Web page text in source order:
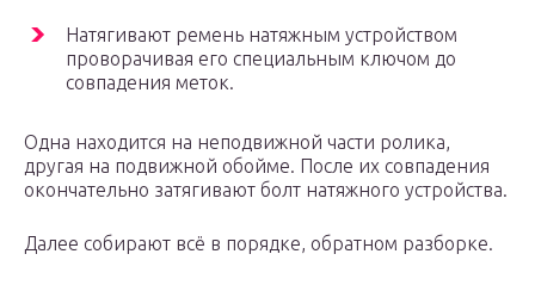
Натягивают ремень натяжным устройством
проворачивая его специальным ключом до
совпадения меток.
Одна находится на неподвижной части ролика,
другая на подвижной обойме. После их совпадения
окончательно затягивают болт натяжного устройства.
Далее собирают всё в порядке, обратном разборке.